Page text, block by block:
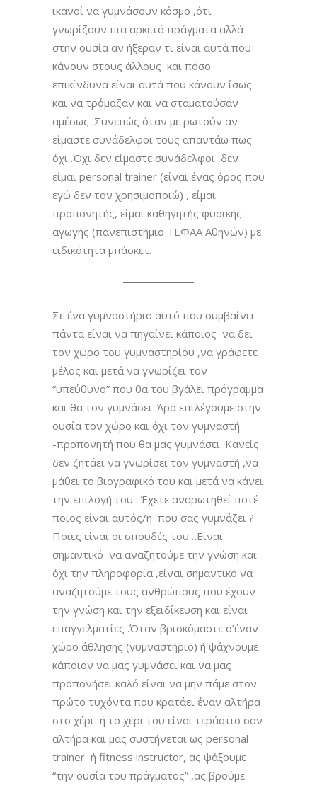
ικανοί να γυμνάσουν κόσμο ,ότι
γνωρίζουν πια αρκετά πράγματα αλλά
στην ουσία αν ήξεραν τι είναι αυτά που
κάνουν στους άλλους και πόσο
επικίνδυνα είναι αυτά που κάνουν ίσως
και να τρόμαζαν και να σταματούσαν
αμέσως .Συνεπώς όταν με ρωτούν αν
είμαστε συνάδελφοι τους απαντάω πως
όχι .Όχι δεν είμαστε συνάδελφοι ,δεν
είμαι personal trainer (είναι ένας όρος που
εγώ δεν τον χρησιμοποιώ) , είμαι
προπονητής, είμαι καθηγητής φυσικής
αγωγής (πανεπιστήμιο ΤΕΦΑΑ Αθηνών) με
ειδικότητα μπάσκετ.
Σε ένα γυμναστήριο αυτό που συμβαίνει
πάντα είναι να πηγαίνει κάποιος να δει
τον χώρο του γυμναστηρίου ,να γράφετε
μέλος και μετά να γνωρίζει τον
“υπεύθυνο” που θα του βγάλει πρόγραμμα
και θα τον γυμνάσει .Άρα επιλέγουμε στην
ουσία τον χώρο και όχι τον γυμναστή
-προπονητή που θα μας γυμνάσει .Κανείς
δεν ζητάει να γνωρίσει τον γυμναστή ,να
μάθει το βιογραφικό του και μετά να κάνει
την επιλογή του . Έχετε αναρωτηθεί ποτέ
ποιος είναι αυτός/η που σας γυμνάζει ?
Ποιες είναι οι σπουδές του…Είναι
σημαντικό να αναζητούμε την γνώση και
όχι την πληροφορία ,είναι σημαντικό να
αναζητούμε τους ανθρώπους που έχουν
την γνώση και την εξειδίκευση και είναι
επαγγελματίες .Όταν βρισκόμαστε σ’έναν
χώρο άθλησης (γυμναστήριο) ή ψάχνουμε
κάποιον να μας γυμνάσει και να μας
προπονήσει καλό είναι να μην πάμε στον
πρώτο τυχόντα που κρατάει έναν αλτήρα
στο χέρι ή το χέρι του είναι τεράστιο σαν
αλτήρα και μας συστήνεται ως personal
trainer ή fitness instructor, ας ψάξουμε
“την ουσία του πράγματος” ,ας βρούμε